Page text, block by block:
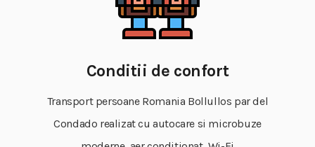
Conditii de confort
Transport persoane Romania Bollullos par del
Condado realizat cu autocare si microbuze